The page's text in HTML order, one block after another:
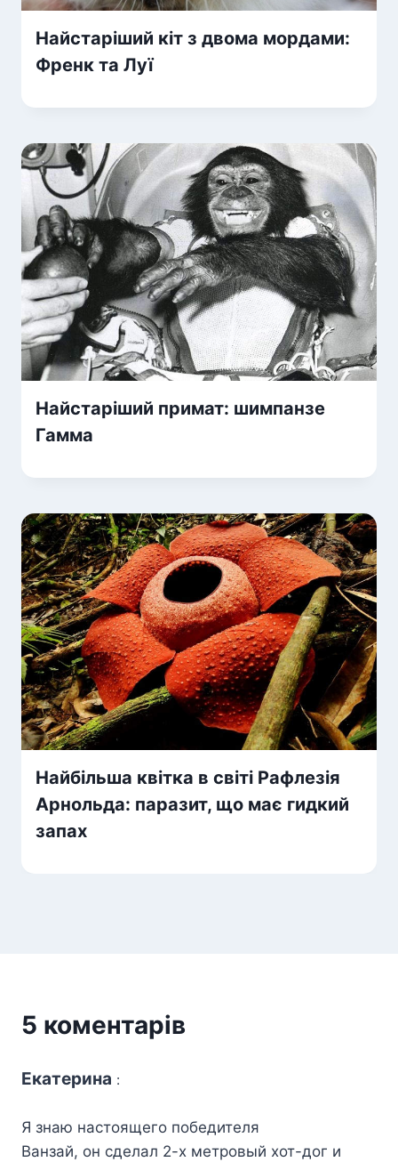
Найстаріший кіт з двома мордами:
Френк та Луї
Найстаріший примат: шимпанзе
Гамма
Найбільша квітка в світі Рафлезія
Арнольда: паразит, що має гидкий
запах
5 коментарів
Екатерина :
Я знаю настоящего победителя
Ванзай, он сделал 2-х метровый хот-дог и